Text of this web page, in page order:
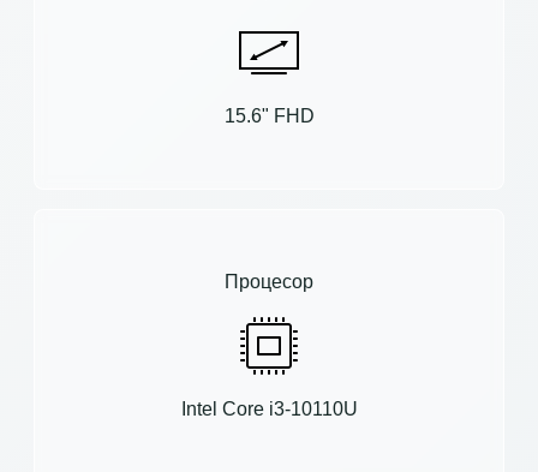
15.6" FHD
Процесор
Intel Core i3-10110U